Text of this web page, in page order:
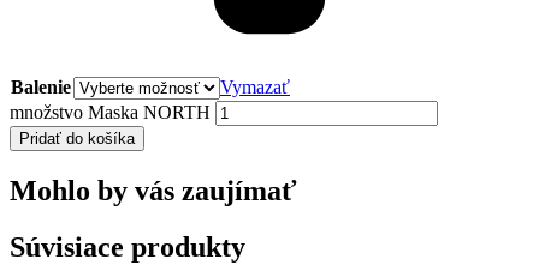
Balenie
Vymazať
množstvo Maska NORTH
Pridať do košíka
Mohlo by vás zaujímať
Súvisiace produkty